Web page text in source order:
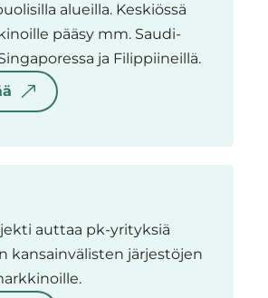
alueilla. Keskiössä
pääsy mm. Saudi-
ja Filippiineillä.
auttaa pk-yrityksiä
kansainvälisten järjestöjen